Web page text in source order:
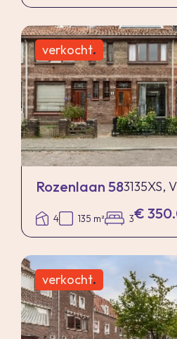
verkocht.
Rozenlaan 583135XS,
4 135 m² 3€
verkocht.